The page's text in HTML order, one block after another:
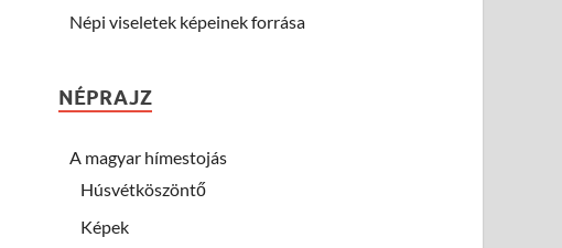
Népi viseletek képeinek forrása
NÉPRAJZ
A magyar hímestojás
Húsvétköszöntő
Képek